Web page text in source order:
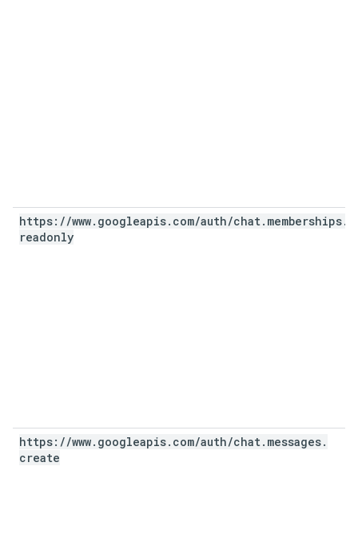
https: //www. googleapis. com/auth/chat. memberships.
readonly
https: //www. googleapis. com/auth/chat. messages.
create